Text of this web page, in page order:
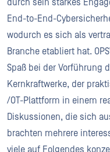
durch sein starkes
End-to-End-
wodurch es sich als
Branche etabliert hat.
Spaß bei der Vorführung
Kernkraftwerke, der
/OT-Plattform in einem
Diskussionen, die sich
brachten mehrere
viele auf Folgendes